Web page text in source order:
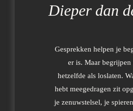
Dieper dan
Gesprekken helpen je
er is. Maar begrijpen
hetzelfde als loslaten.
hebt meegedragen zit
je zenuwstelsel, je